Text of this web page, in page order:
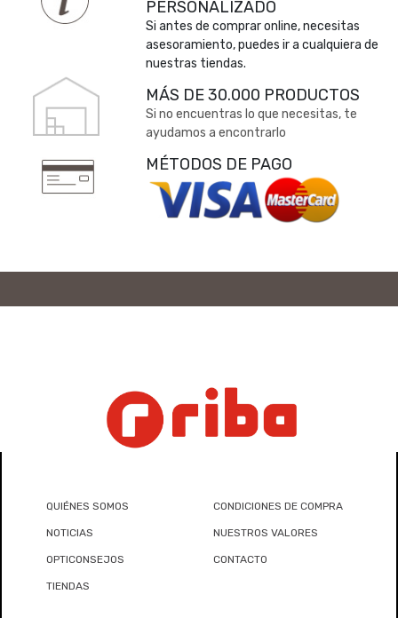
PERSONALIZADO
Si antes de comprar online, necesitas
asesoramiento, puedes ir a cualquiera de
nuestras tiendas.
MÁS DE 30.000 PRODUCTOS
Si no encuentras lo que necesitas, te
ayudamos a encontrarlo
MÉTODOS DE PAGO
QUIÉNES SOMOS CONDICIONES DE COMPRA
NOTICIAS NUESTROS VALORES
OPTICONSEJOS CONTACTO
TIENDAS